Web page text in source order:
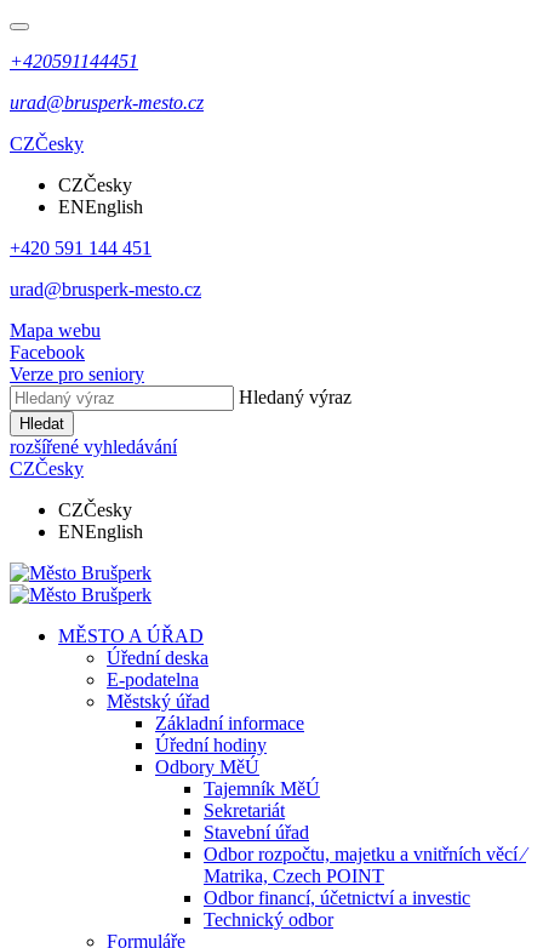
+420591144451
urad@brusperk-mesto.cz
CZČesky
CZČesky
ENEnglish
+420 591 144 451
urad@brusperk-mesto.cz
Mapa webu
Facebook
Verze pro seniory
Hledaný výraz
Hledat
rozšířené vyhledávání
CZČesky
CZČesky
ENEnglish
MĚSTO A ÚŘAD
Úřední deska
E-podatelna
Městský úřad
Základní informace
Úřední hodiny
Odbory MěÚ
Tajemník MěÚ
Sekretariát
Stavební úřad
Odbor rozpočtu, majetku a vnitřních věcí ⁄
Matrika, Czech POINT
Odbor financí, účetnictví a investic
Technický odbor
Formuláře